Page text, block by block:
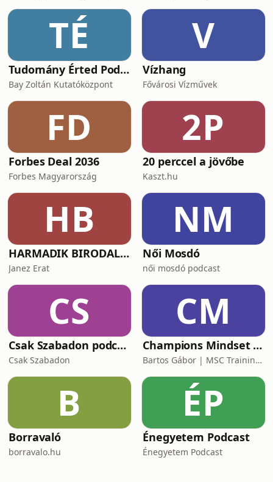
TÉ
Tudomány Érted Podcast
Bay Zoltán Kutatóközpont
V
Vízhang
Fővárosi Vízművek
FD
Forbes Deal 2036
Forbes Magyarország
2P
20 perccel a jövőbe
Kaszt.hu
HB
HARMADIK BIRODALOM – a nemzetiszocializmus története
Janez Erat
NM
Női Mosdó
női mosdó podcast
CS
Csak Szabadon podcast
Csak Szabadon
CM
Champions Mindset Podcast
Bartos Gábor | MSC Training Group
B
Borravaló
borravalo.hu
ÉP
Énegyetem Podcast
Énegyetem Podcast